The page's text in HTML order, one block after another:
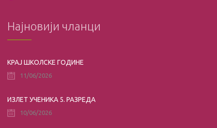
Најновији чланци
КРАЈ ШКОЛСКЕ ГОДИНЕ
11/06/2026
ИЗЛЕТ УЧЕНИКА 5. РАЗРЕДА
10/06/2026